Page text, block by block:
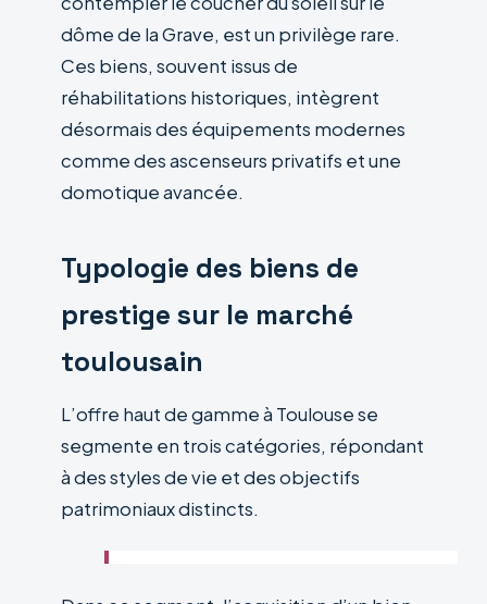
dôme de la Grave, est un privilège rare.
Ces biens, souvent issus de
réhabilitations historiques, intègrent
désormais des équipements modernes
comme des ascenseurs privatifs et une
domotique avancée.
Typologie des biens de
prestige sur le marché
toulousain
L’offre haut de gamme à Toulouse se
segmente en trois catégories, répondant
à des styles de vie et des objectifs
patrimoniaux distincts.